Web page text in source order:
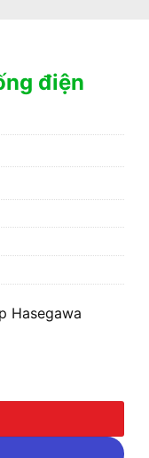
điện
Hasegawa
MA111-C số lượng